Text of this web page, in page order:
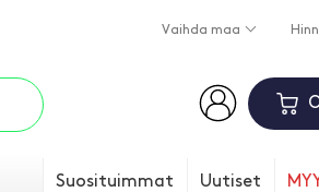
Vaihda maa
Suosituimmat Uutiset